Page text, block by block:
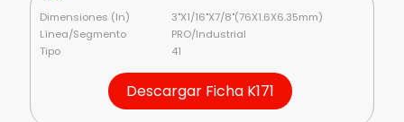
Dimensiones (In)
3"X1/16"X7/8"(76X1.6X6.35mm)
Línea/Segmento
PRO/Industrial
Tipo
41
Descargar Ficha K171